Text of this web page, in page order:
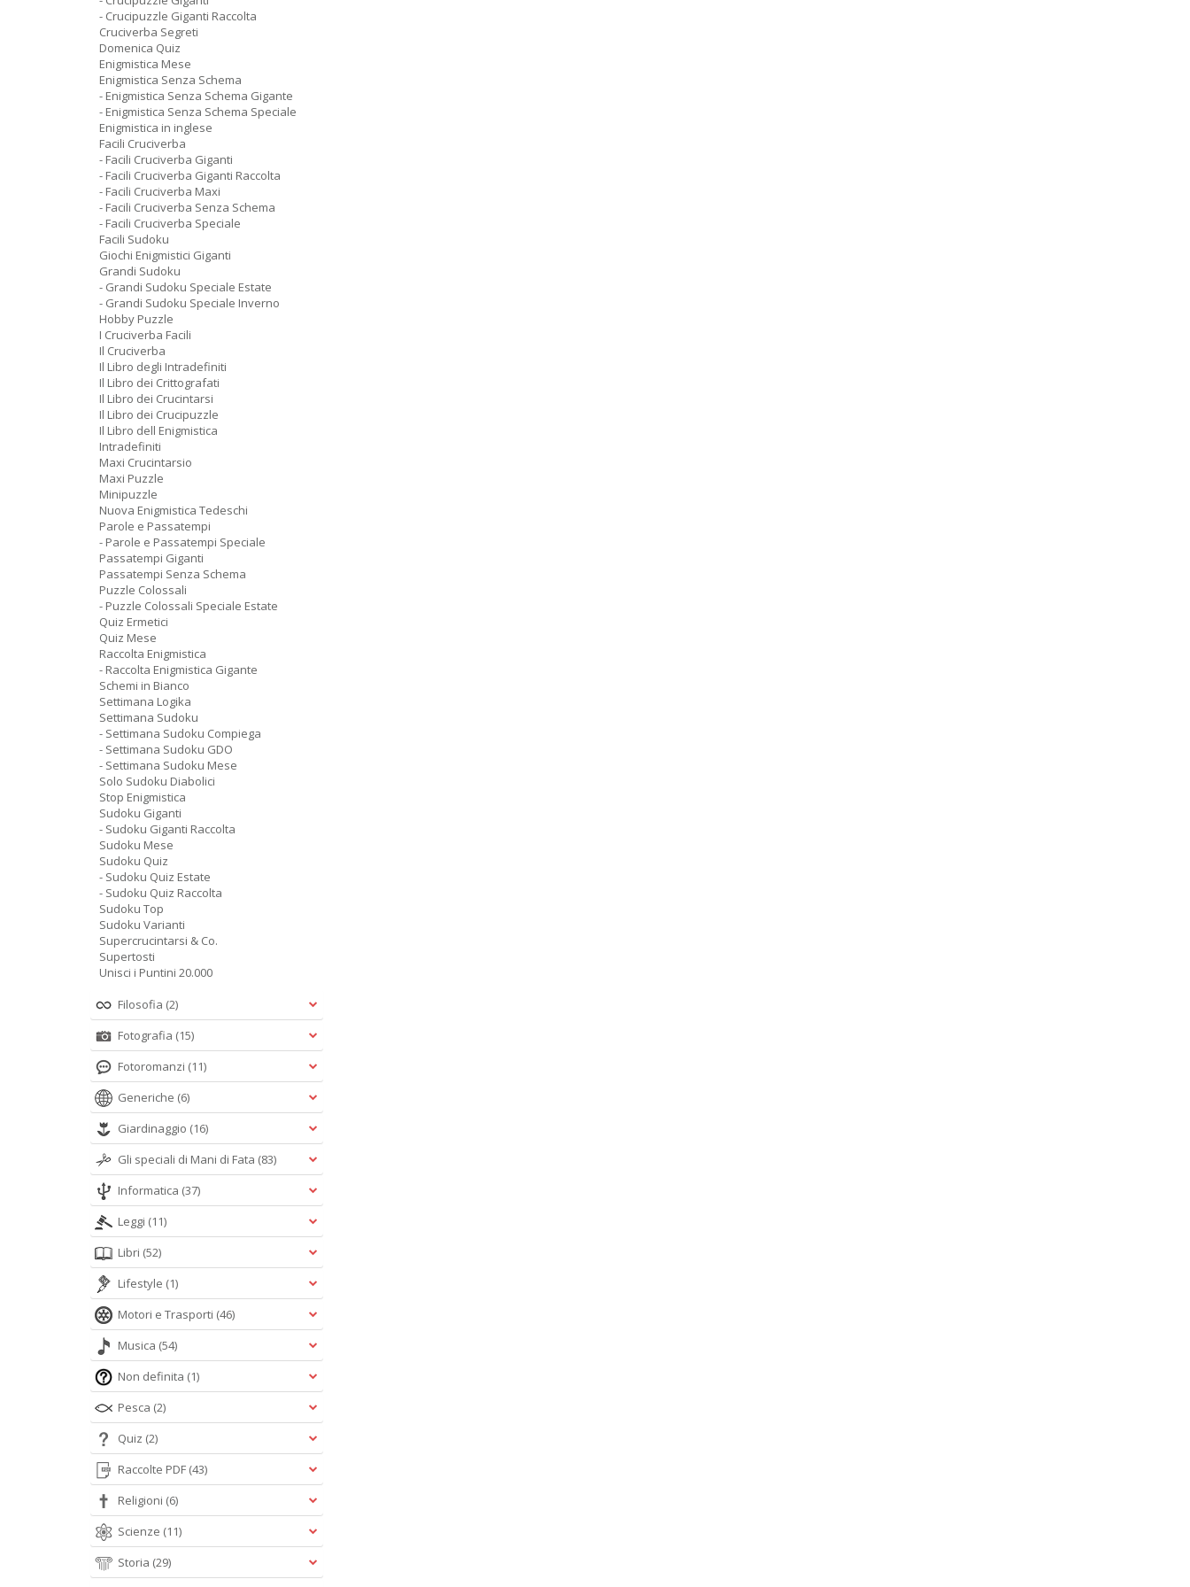
- Crucipuzzle Giganti Raccolta
Cruciverba Segreti
Domenica Quiz
Enigmistica Mese
Enigmistica Senza Schema
- Enigmistica Senza Schema Gigante
- Enigmistica Senza Schema Speciale
Enigmistica in inglese
Facili Cruciverba
- Facili Cruciverba Giganti
- Facili Cruciverba Giganti Raccolta
- Facili Cruciverba Maxi
- Facili Cruciverba Senza Schema
- Facili Cruciverba Speciale
Facili Sudoku
Giochi Enigmistici Giganti
Grandi Sudoku
- Grandi Sudoku Speciale Estate
- Grandi Sudoku Speciale Inverno
Hobby Puzzle
I Cruciverba Facili
Il Cruciverba
Il Libro degli Intradefiniti
Il Libro dei Crittografati
Il Libro dei Crucintarsi
Il Libro dei Crucipuzzle
Il Libro dell Enigmistica
Intradefiniti
Maxi Crucintarsio
Maxi Puzzle
Minipuzzle
Nuova Enigmistica Tedeschi
Parole e Passatempi
- Parole e Passatempi Speciale
Passatempi Giganti
Passatempi Senza Schema
Puzzle Colossali
- Puzzle Colossali Speciale Estate
Quiz Ermetici
Quiz Mese
Raccolta Enigmistica
- Raccolta Enigmistica Gigante
Schemi in Bianco
Settimana Logika
Settimana Sudoku
- Settimana Sudoku Compiega
- Settimana Sudoku GDO
- Settimana Sudoku Mese
Solo Sudoku Diabolici
Stop Enigmistica
Sudoku Giganti
- Sudoku Giganti Raccolta
Sudoku Mese
Sudoku Quiz
- Sudoku Quiz Estate
- Sudoku Quiz Raccolta
Sudoku Top
Sudoku Varianti
Supercrucintarsi & Co.
Supertosti
Unisci i Puntini 20.000
Filosofia (2)
Fotografia (15)
Fotoromanzi (11)
Generiche (6)
Giardinaggio (16)
Gli speciali di Mani di Fata (83)
Informatica (37)
Leggi (11)
Libri (52)
Lifestyle (1)
Motori e Trasporti (46)
Musica (54)
Non definita (1)
Pesca (2)
Quiz (2)
Raccolte PDF (43)
Religioni (6)
Scienze (11)
Storia (29)